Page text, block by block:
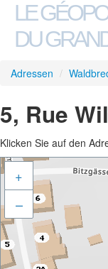
LE
DU
Adressen /
5, Rue
Klicken Sie auf den
+
–